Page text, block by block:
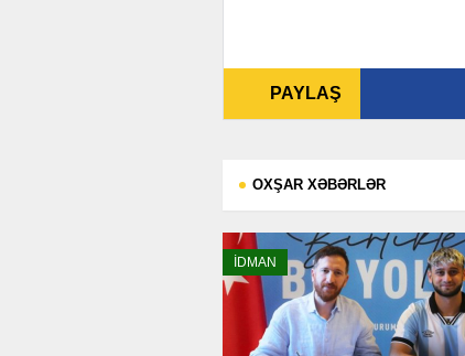
PAYLAŞ
OXŞAR XƏBƏRLƏR
İDMAN